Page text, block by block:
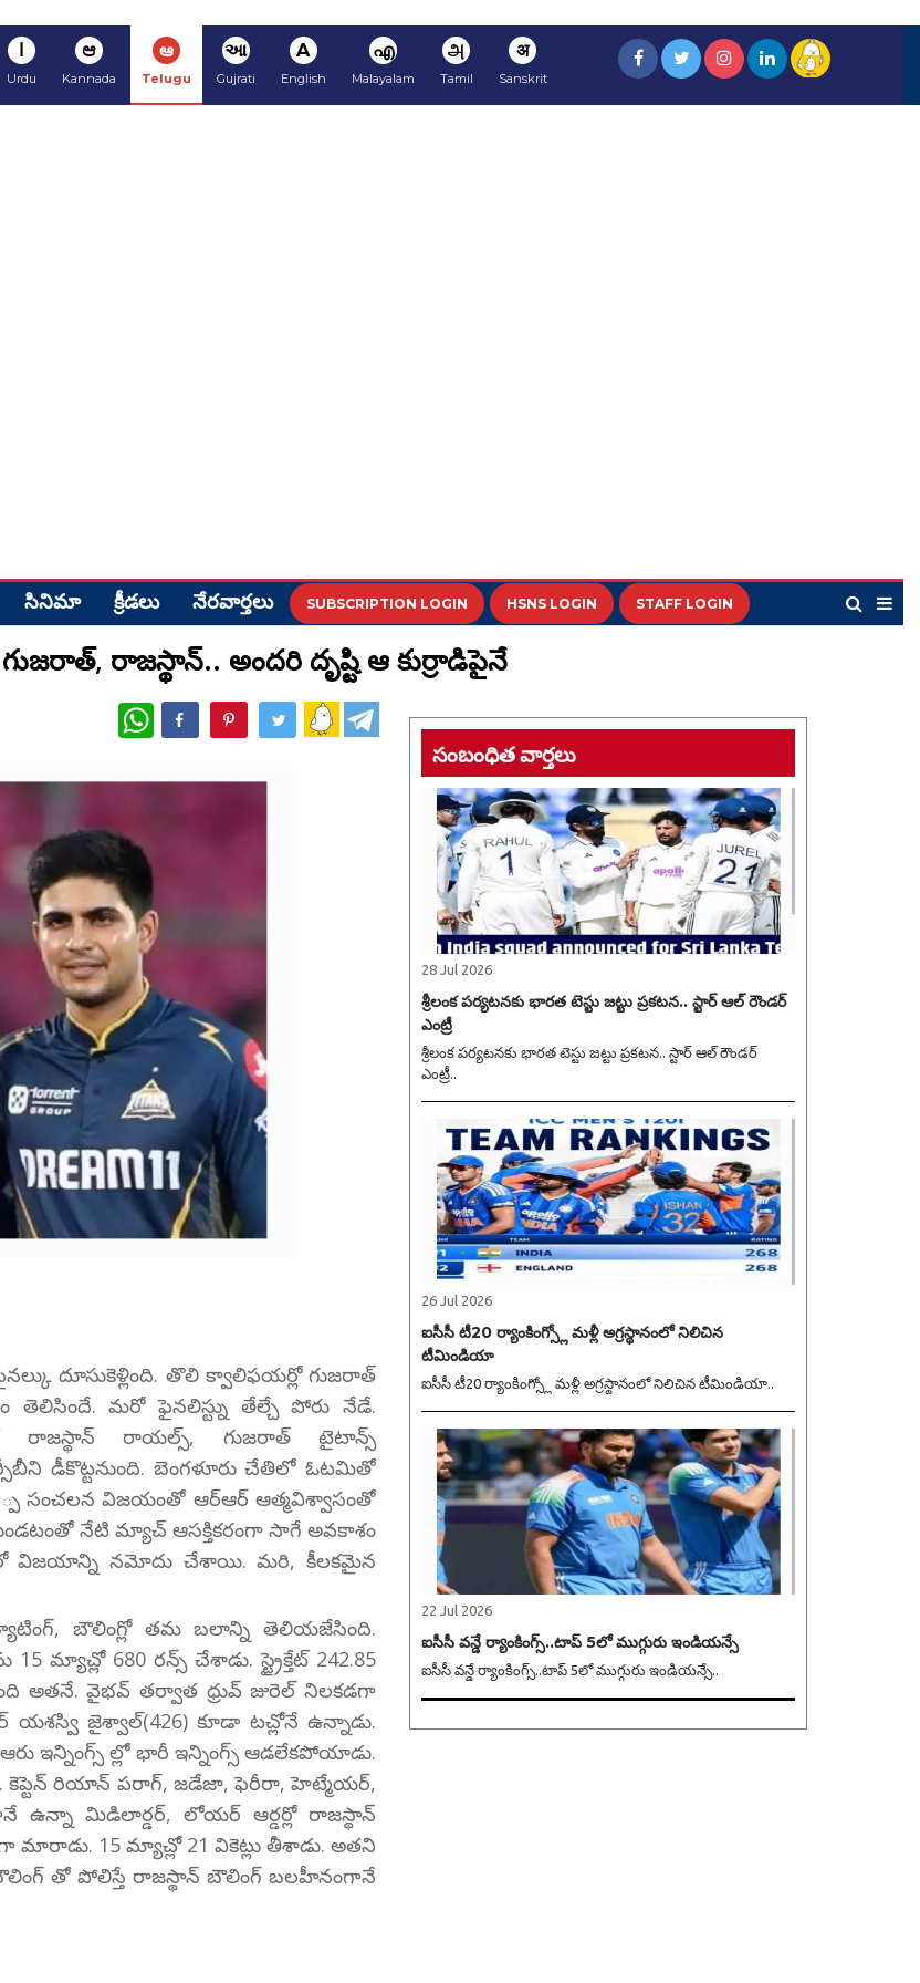
ا
Urdu
ಆ
Kannada
ఆ
Telugu
આ
Gujrati
A
English
എ
Malayalam
அ
Tamil
अ
Sanskrit
సినిమా క్రీడ‌లు నేర‌వార్త‌లు SUBSCRIPTION LOGIN HSNS LOGIN STAFF LOGIN
రాజస్థాన్.. అందరి దృష్టి ఆ కుర్రాడిపైనే
WhatsApp
దూసుకెళ్లింది. తొలి క్వాలిఫయర్లో గుజరాత్
మరో ఫైనలిస్ట్ను తేల్చే పోరు నేడే.
రాజస్థాన్ రాయల్స్, గుజరాత్ టైటాన్స్
డీకొట్టనుంది. బెంగళూరు చేతిలో ఓటమితో
సంచలన విజయంతో ఆర్ఆర్ ఆత్మవిశ్వాసంతో
నేటి మ్యాచ్ ఆసక్తికరంగా సాగే అవకాశం
చెరో విజయాన్ని నమోదు చేశాయి. మరి, కీలకమైన
బౌలింగ్లో తమ బలాన్ని తెలియజేసింది.
మ్యాచ్లో 680 రన్స్ చేశాడు. స్ట్రైక్తేట్ 242.85
అతనే. వైభవ్ తర్వాత ధ్రువ్ జురెల్ నిలకడగా
యశస్వి జైశ్వాల్(426) కూడా టచ్లోనే ఉన్నాడు.
ఇన్నింగ్స్ ల్లో భారీ ఇన్నింగ్స్ ఆడలేకపోయాడు.
కెప్టెన్ రియాన్ పరాగ్, జడేజా, ఫెరీరా, హెట్మేయర్,
ఉన్నా మిడిలార్డర్, లోయర్ ఆర్డర్లో రాజస్థాన్
మారాడు. 15 మ్యాచ్లో 21 వికెట్లు తీశాడు. అతని
బౌలింగ్ తో పోలిస్తే రాజస్థాన్ బౌలింగ్ బలహీనంగానే
సంబంధిత వార్తలు
28 Jul 2026
శ్రీలంక పర్యటనకు భారత టెస్టు జట్టు ప్రకటన.. స్టార్ ఆల్ రౌండర్
ఎంట్రీ
శ్రీలంక పర్యటనకు భారత టెస్టు జట్టు ప్రకటన.. స్టార్ ఆల్ రౌండర్
ఎంట్రీ..
26 Jul 2026
ఐసీసీ టీ20 ర్యాంకింగ్స్లో మళ్లీ అగ్రస్థానంలో నిలిచిన
టీమిండియా
ఐసీసీ టీ20 ర్యాంకింగ్స్లో మళ్లీ అగ్రస్థానంలో నిలిచిన టీమిండియా..
22 Jul 2026
ఐసీసీ వన్డే ర్యాంకింగ్స్..టాప్ 5లో ముగ్గురు ఇండియన్సే
ఐసీసీ వన్డే ర్యాంకింగ్స్..టాప్ 5లో ముగ్గురు ఇండియన్సే..